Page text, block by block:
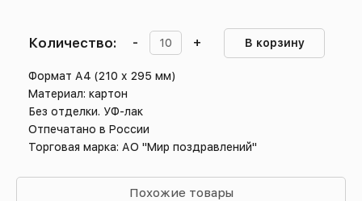
Количество: - + В корзину
Формат А4 (210 х 295 мм)
Материал: картон
Без отделки. УФ-лак
Отпечатано в России
Торговая марка: АО "Мир поздравлений"
Похожие товары